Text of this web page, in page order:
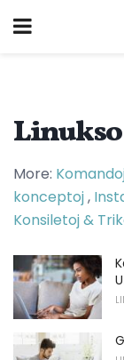
Linukso
More:
konceptoj,
Konsiletoj &